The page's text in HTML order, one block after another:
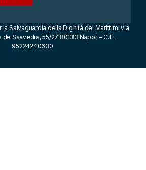
la Salvaguardia della Dignità dei Marittimi via
Saavedra, 55/27 80133 Napoli – C.F.
95224240630